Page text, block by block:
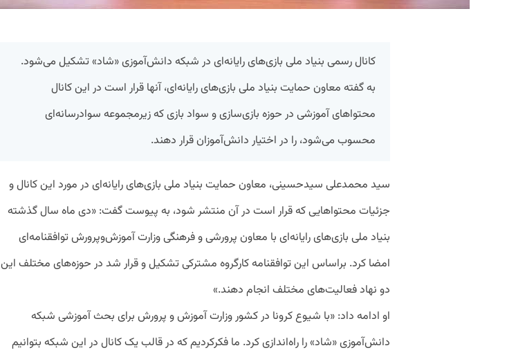
کانال رسمی بنیاد ملی بازی‌های رایانه‌ای در شبکه دانش‌آموزی «شاد» تشکیل می‌شود.
به گفته معاون حمایت بنیاد ملی بازی‌های رایانه‌ای، آنها قرار است در این کانال
محتواهای آموزشی در حوزه بازی‌سازی و سواد بازی که زیرمجموعه سوادرسانه‌ای
محسوب می‌شود، را در اختیار دانش‌آموزان قرار دهند.
سید محمدعلی سیدحسینی، معاون حمایت بنیاد ملی بازی‌های رایانه‌ای در مورد این کانال و
جزئیات محتواهایی که قرار است در آن منتشر شود، به پیوست گفت: «دی ماه سال گذشته
بنیاد ملی بازی‌های رایانه‌ای با معاون پرورشی و فرهنگی وزارت آموزش‌وپرورش توافقنامه‌ای
امضا کرد. براساس این توافقنامه کارگروه مشترکی تشکیل و قرار شد در حوزه‌های مختلف این
دو نهاد فعالیت‌های مختلف انجام دهند.»
او ادامه داد: «با شیوع کرونا در کشور وزارت آموزش و پرورش برای بحث آموزشی شبکه
دانش‌آموزی «شاد» را راه‌اندازی کرد. ما فکرکردیم که در قالب یک کانال در این شبکه بتوانیم